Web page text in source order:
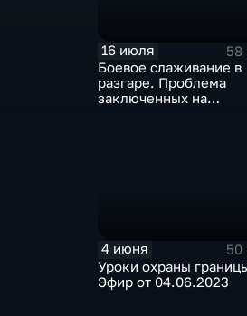
16 июля
58
Боевое слаживание в
разгаре. Проблема
заключенных на
4 июня
50
Уроки охраны
Эфир от 04.06.2023